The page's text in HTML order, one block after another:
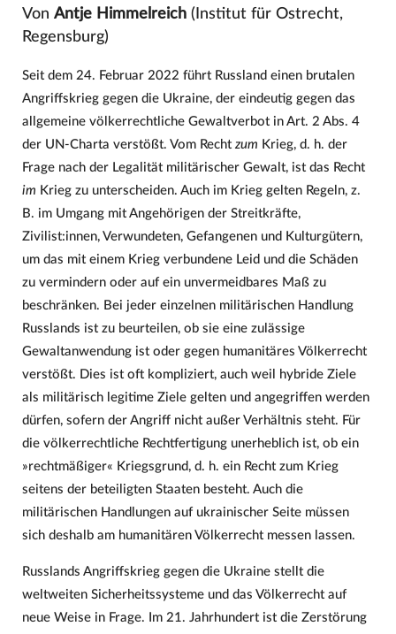
Von Antje Himmelreich(Institut für Ostrecht,
Regensburg)
Seit dem 24. Februar 2022 führt Russland einen brutalen
Angriffskrieg gegen die Ukraine, der eindeutig gegen das
allgemeine völkerrechtliche Gewaltverbot in Art. 2 Abs. 4
der UN-Charta verstößt. Vom Recht zum Krieg, d. h. der
Frage nach der Legalität militärischer Gewalt, ist das Recht
im Krieg zu unterscheiden. Auch im Krieg gelten Regeln, z.
B. im Umgang mit Angehörigen der Streitkräfte,
Zivilist:innen, Verwundeten, Gefangenen und Kulturgütern,
um das mit einem Krieg verbundene Leid und die Schäden
zu vermindern oder auf ein unvermeidbares Maß zu
beschränken. Bei jeder einzelnen militärischen Handlung
Russlands ist zu beurteilen, ob sie eine zulässige
Gewaltanwendung ist oder gegen humanitäres Völkerrecht
verstößt. Dies ist oft kompliziert, auch weil hybride Ziele
als militärisch legitime Ziele gelten und angegriffen werden
dürfen, sofern der Angriff nicht außer Verhältnis steht. Für
die völkerrechtliche Rechtfertigung unerheblich ist, ob ein
»rechtmäßiger« Kriegsgrund, d. h. ein Recht zum Krieg
seitens der beteiligten Staaten besteht. Auch die
militärischen Handlungen auf ukrainischer Seite müssen
sich deshalb am humanitären Völkerrecht messen lassen.
Russlands Angriffskrieg gegen die Ukraine stellt die
weltweiten Sicherheitssysteme und das Völkerrecht auf
neue Weise in Frage. Im 21. Jahrhundert ist die Zerstörung